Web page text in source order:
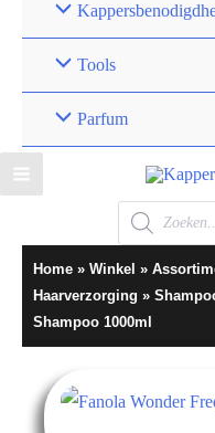
Tools
Parfum
Home » Winkel »
Haarverzorging »
Shampoo 1000ml